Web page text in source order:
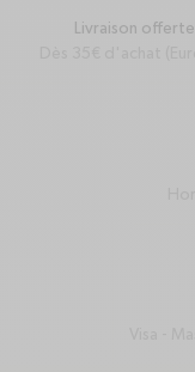
Livraison offerte